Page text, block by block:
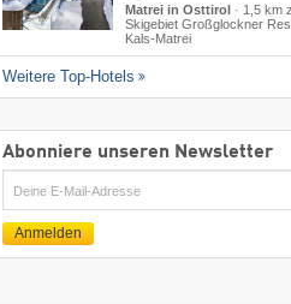
Matrei in Osttirol· 1,5 km
Skigebiet Großglockner
Kals-Matrei
Weitere Top-Hotels
Abonniere unseren Newsletter
E-
Mail
Anmelden